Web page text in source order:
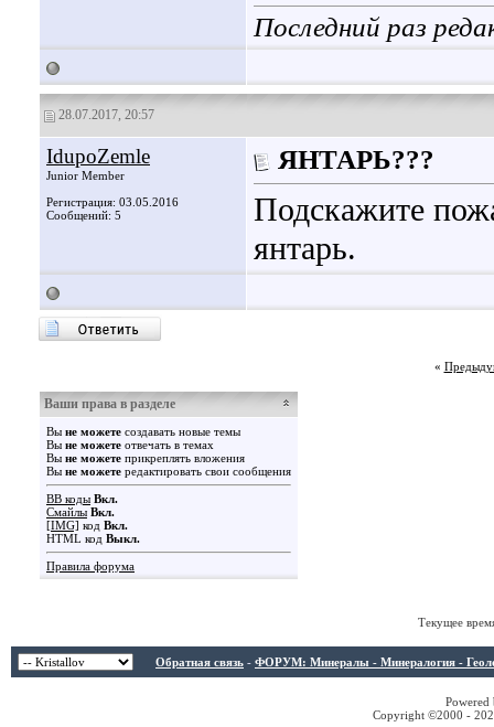
Последний раз
28.07.2017, 20:57
IdupoZemle
Junior Member
Регистрация: 03.05.2016
Сообщений: 5
ЯНТАРЬ???
Подскажите
янтарь.
«
Ваши права в разделе
Вы не можете создавать новые темы
Вы не можете отвечать в темах
Вы не можете прикреплять вложения
Вы не можете редактировать свои сообщения
BB коды Вкл.
Смайлы Вкл.
[IMG] код Вкл.
HTML код Выкл.
Правила форума
Текущее
Обратная связь - ФОРУМ: Минералы - Минералогия -
Copyright ©2000 -